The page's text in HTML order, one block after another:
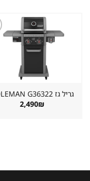
גריל גז ⁦COLEMAN G36322⁩
2,490₪